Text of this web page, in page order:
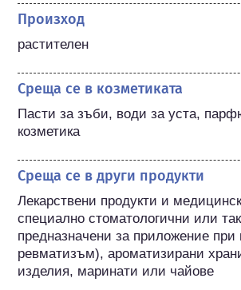
Произход
растителен
Среща се в козметиката
Пасти за зъби, води за уста,
козметика
Среща се в други продукти
Лекарствени продукти и
специално стоматологични или
предназначени за приложение при
ревматизъм), ароматизирани
изделия, маринати или чайове